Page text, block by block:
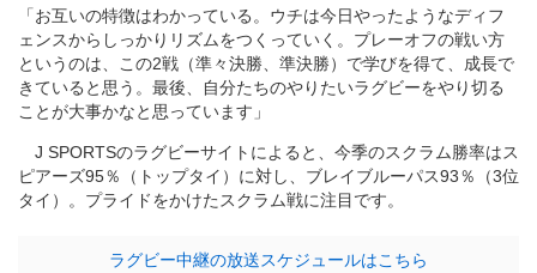
「お互いの特徴はわかっている。ウチは今日やったようなディフ
ェンスからしっかりリズムをつくっていく。プレーオフの戦い方
というのは、この2戦（準々決勝、準決勝）で学びを得て、成長で
きていると思う。最後、自分たちのやりたいラグビーをやり切る
ことが大事かなと思っています」
J SPORTSのラグビーサイトによると、今季のスクラム勝率はス
ピアーズ95％（トップタイ）に対し、ブレイブルーパス93％（3位
タイ）。プライドをかけたスクラム戦に注目です。
ラグビー中継の放送スケジュールはこちら